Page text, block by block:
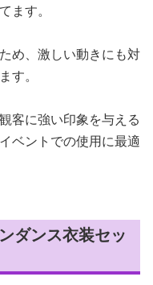
ます。
め、激しい動きにも対
す。
客に強い印象を与える
ベントでの使用に最適
ダンス衣装セッ